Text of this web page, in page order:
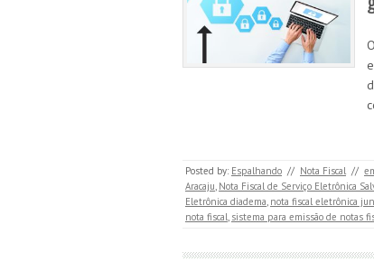
Posted by: Espalhando // Nota Fiscal //
Aracaju, Nota Fiscal de Serviço Eletrônica
Eletrônica diadema, nota fiscal eletrônica
nota fiscal, sistema para emissão de notas